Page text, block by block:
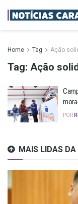
Home Tag Ação
Tag: Ação
POR
MAIS LIDAS